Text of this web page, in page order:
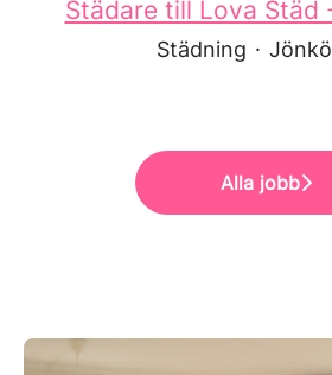
Städare till Lova Städ
Städning ·
Alla jobb